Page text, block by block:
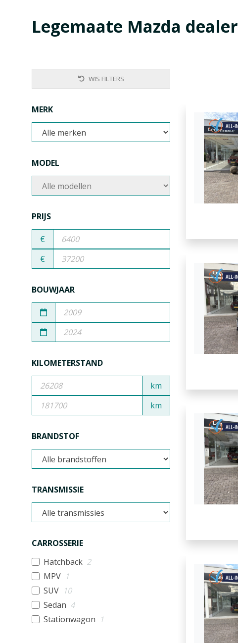
Legemaate Mazda dealer
WIS FILTERS
MERK
MODEL
PRIJS
€
€
BOUWJAAR
KILOMETERSTAND
km
km
BRANDSTOF
TRANSMISSIE
CARROSSERIE
Hatchback 2
MPV 1
SUV 10
Sedan 4
Stationwagon 1